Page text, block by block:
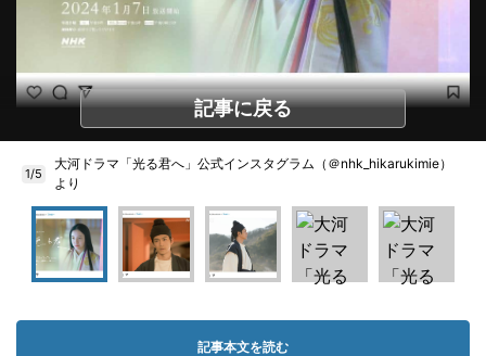
記事に戻る
1/5
大河ドラマ「光る君へ」公式インスタグラム（＠nhk_hikarukimie）
より
記事本文を読む